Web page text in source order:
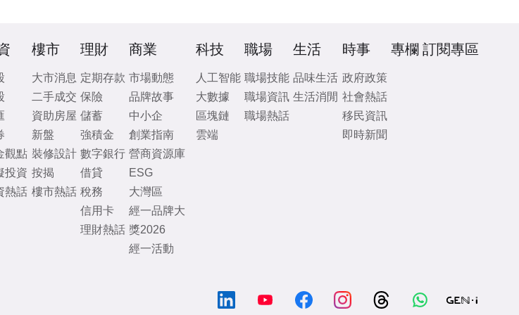
觀點
投資
熱話
樓市
大市消息
二手成交
資助房屋
新盤
裝修設計
按揭
樓市熱話
理財
定期存款
保險
儲蓄
強積金
數字銀行
借貸
稅務
信用卡
理財熱話
商業
市場動態
品牌故事
中小企
創業指南
營商資源庫
ESG
大灣區
經一品牌大
獎2026
經一活動
科技
人工智能
大數據
區塊鏈
雲端
職場
職場技能
職場資訊
職場熱話
生活
品味生活
生活消閒
時事
政府政策
社會熱話
移民資訊
即時新聞
專欄 訂閱專區